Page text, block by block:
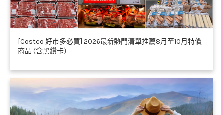
[Costco 好市多必買] 2026最新熱門清單推薦8月至10月特價
商品 (含黑鑽卡）